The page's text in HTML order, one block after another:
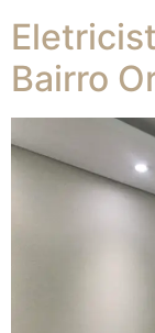
Bairro